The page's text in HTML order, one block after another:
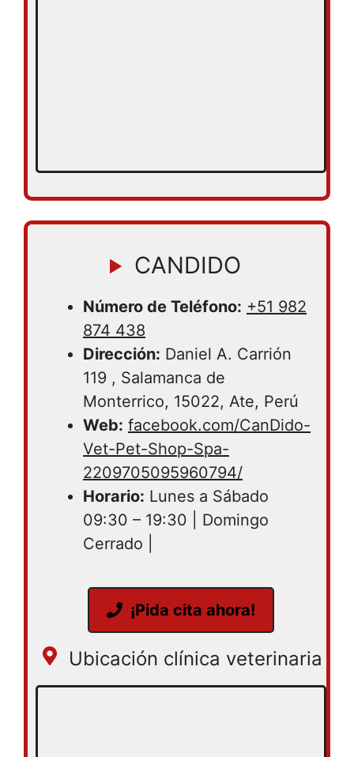
CANDIDO
Número de Teléfono: +51 982
874 438
Dirección: Daniel A. Carrión
119 , Salamanca de
Monterrico, 15022, Ate, Perú
Web: facebook.com/CanDido-
Vet-Pet-Shop-Spa-
2209705095960794/
Horario: Lunes a Sábado
09:30 – 19:30 | Domingo
Cerrado |
¡Pida cita ahora!
Ubicación clínica veterinaria